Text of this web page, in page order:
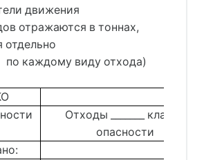
движения
в тоннах,
отдельно
виду отхода)
Отходы _______ класса
опасности